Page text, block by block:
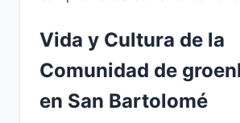
Vida y Cultura de la
Comunidad de
en San Bartolomé